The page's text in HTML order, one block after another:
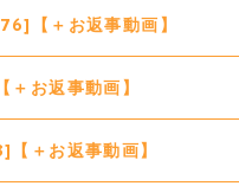
【＋お返事動画】
お返事動画】
＋お返事動画】